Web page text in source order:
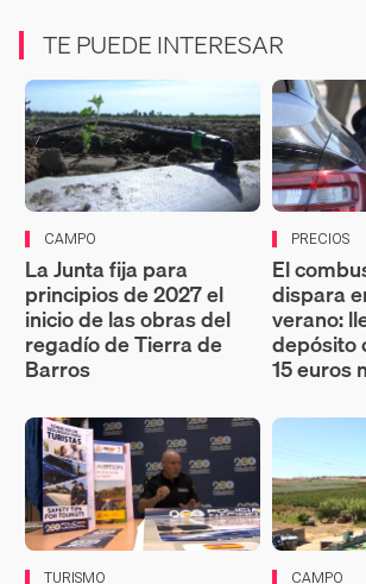
TE PUEDE INTERESAR
CAMPO
La Junta fija para
principios de 2027 el
inicio de las obras del
regadío de Tierra de
Barros
PRECIOS
El
dispara
verano:
depósito
15 euros
TURISMO CAMPO